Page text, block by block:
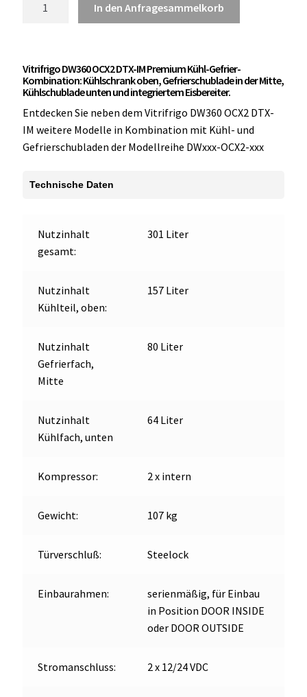
IM
Premium
Gefrier-
Kombination:
Kühlschrank
Gefrierschublade
Kühlschublade
unten,
Eisbereiter
Menge
In den Anfragesammelkorb
Vitrifrigo DW360 OCX2 DTX-IM Premium Kühl-Gefrier-
Kombination: Kühlschrankoben, Gefrierschublade in derMitte,
Kühlschubladeunten und integriertem Eisbereiter.
Entdecken Sie neben dem Vitrifrigo DW360 OCX2 DTX-
IM weitere Modelle in Kombination mit Kühl- und
Gefrierschubladen der Modellreihe DWxxx-OCX2-xxx
Technische Daten
Nutzinhalt
gesamt:
301 Liter
Nutzinhalt
Kühlteil, oben:
157 Liter
Nutzinhalt
Gefrierfach,
Mitte
80 Liter
Nutzinhalt
Kühlfach, unten
64 Liter
Kompressor: 2 x intern
Gewicht: 107 kg
Türverschluß: Steelock
Einbaurahmen:
serienmäßig, für Einbau
in Position DOOR INSIDE
oder DOOR OUTSIDE
Stromanschluss: 2 x 12/24 VDC